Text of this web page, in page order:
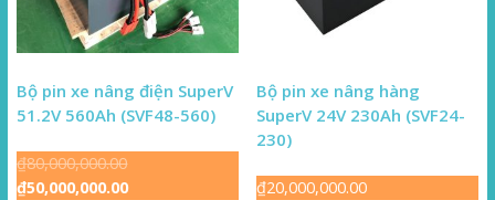
Bộ pin xe nâng điện SuperV
51.2V 560Ah (SVF48-560)
₫80,000,000.00
₫50,000,000.00
Bộ pin xe nâng hàng
SuperV 24V 230Ah (SVF24-
230)
₫20,000,000.00